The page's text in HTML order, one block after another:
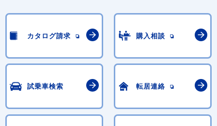
カタログ請求 購入相談
試乗車検索 転居連絡